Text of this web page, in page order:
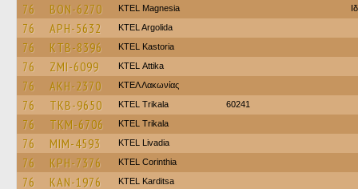
76 BON-6270 ΚΤΕL Magnesia
76 APH-5632 KTEL Argolida
76 KTB-8396 KTEL Kastoria
76 ZMI-6099 KΤΕL Αttika
76 AKH-2370 ΚΤΕΛ Λακωνίας
76 TKB-9650 ΚΤΕL Τrikala 60241
76 TKM-6706 ΚΤΕL Τrikala
76 MIM-4593 KTEL Livadia
76 KPH-7376 KTEL Corinthia
76 KAN-1976 ΚΤΕL Karditsa